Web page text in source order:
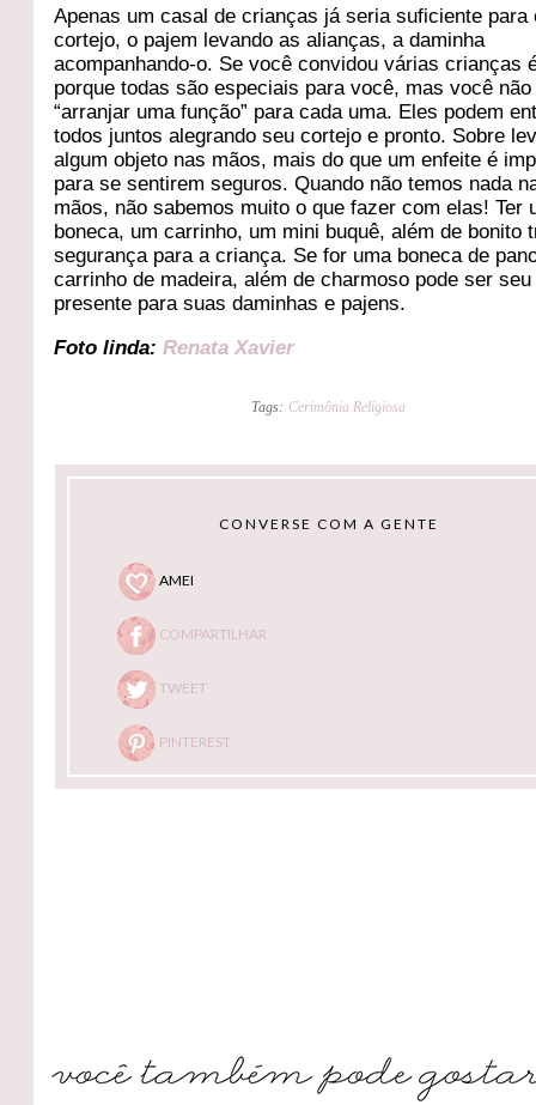
Apenas um casal de crianças já seria suficiente para
cortejo, o pajem levando as alianças, a daminha
acompanhando-o. Se você convidou várias crianças
porque todas são especiais para você, mas você
“arranjar uma função” para cada uma. Eles podem
todos juntos alegrando seu cortejo e pronto. Sobre
algum objeto nas mãos, mais do que um enfeite é
para se sentirem seguros. Quando não temos nada
mãos, não sabemos muito o que fazer com elas! Ter
boneca, um carrinho, um mini buquê, além de bonito
segurança para a criança. Se for uma boneca de
carrinho de madeira, além de charmoso pode ser seu
presente para suas daminhas e pajens.
Foto linda:Renata Xavier
Tags: Cerimônia Religiosa
CONVERSE COM A GENTE
AMEI
COMPARTILHAR
TWEET
PINTEREST